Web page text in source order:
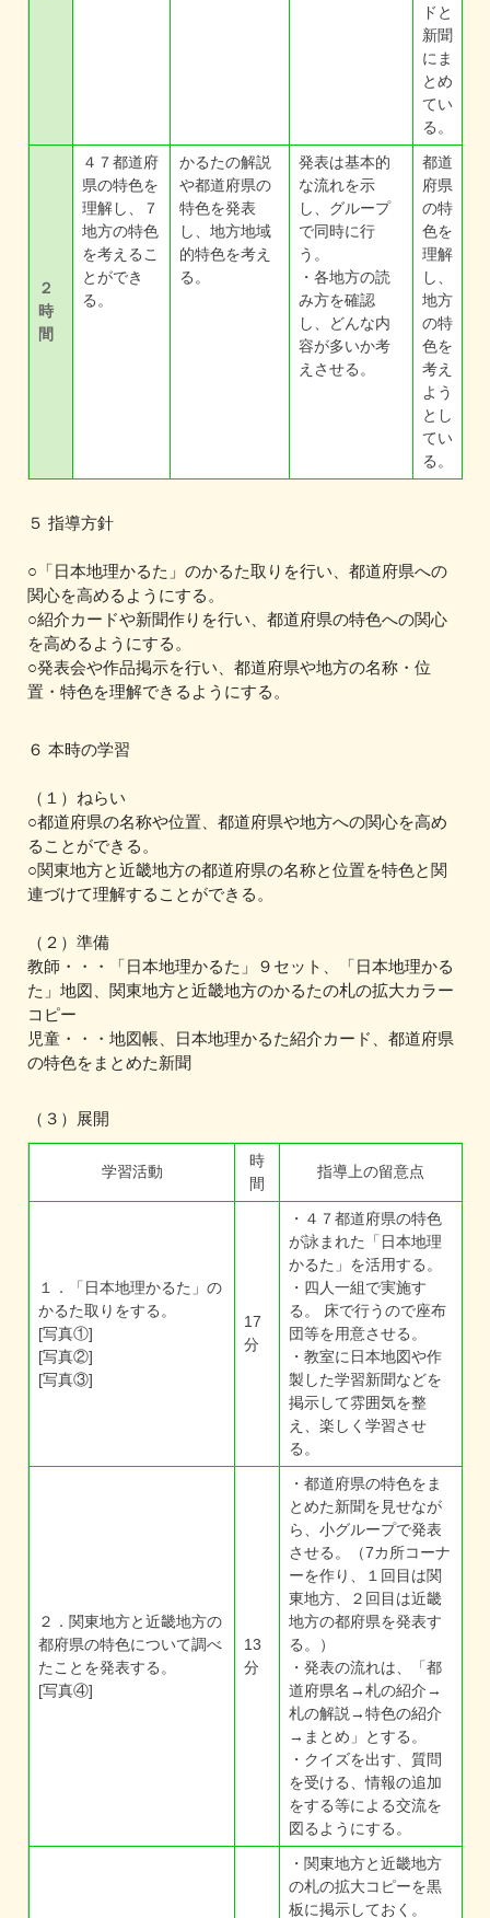
ドと
新聞
にま
とめ
てい
る。
２
時
間
４７都道府
県の特色を
理解し、７
地方の特色
を考えるこ
とができ
る。
かるたの解説
や都道府県の
特色を発表
し、地方地域
的特色を考え
る。
発表は基本的
な流れを示
し、グループ
で同時に行
う。
・各地方の読
み方を確認
し、どんな内
容が多いか考
えさせる。
都道
府県
の特
色を
理解
し、
地方
の特
色を
考え
よう
とし
てい
る。
５ 指導方針
○「日本地理かるた」のかるた取りを行い、都道府県への
関心を高めるようにする。
○紹介カードや新聞作りを行い、都道府県の特色への関心
を高めるようにする。
○発表会や作品掲示を行い、都道府県や地方の名称・位
置・特色を理解できるようにする。
６ 本時の学習
（１）ねらい
○都道府県の名称や位置、都道府県や地方への関心を高め
ることができる。
○関東地方と近畿地方の都道府県の名称と位置を特色と関
連づけて理解することができる。
（２）準備
教師・・・「日本地理かるた」９セット、「日本地理かる
た」地図、関東地方と近畿地方のかるたの札の拡大カラー
コピー
児童・・・地図帳、日本地理かるた紹介カード、都道府県
の特色をまとめた新聞
（３）展開
学習活動
時
間
指導上の留意点
１．「日本地理かるた」の
かるた取りをする。
[写真①]
[写真②]
[写真③]
17
分
・４７都道府県の特色
が詠まれた「日本地理
かるた」を活用する。
・四人一組で実施す
る。 床で行うので座布
団等を用意させる。
・教室に日本地図や作
製した学習新聞などを
掲示して雰囲気を整
え、楽しく学習させ
る。
２．関東地方と近畿地方の
都府県の特色について調べ
たことを発表する。
[写真④]
13
分
・都道府県の特色をま
とめた新聞を見せなが
ら、小グループで発表
させる。（7カ所コーナ
ーを作り、１回目は関
東地方、２回目は近畿
地方の都府県を発表す
る。）
・発表の流れは、「都
道府県名→札の紹介→
札の解説→特色の紹介
→まとめ」とする。
・クイズを出す、質問
を受ける、情報の追加
をする等による交流を
図るようにする。
・関東地方と近畿地方
の札の拡大コピーを黒
板に掲示しておく。